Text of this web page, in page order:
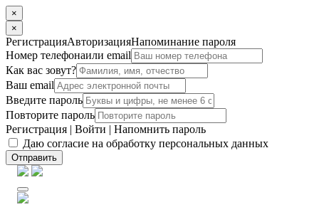
×
×
РегистрацияАвторизацияНапоминание пароля
Номер телефонаили email
Как вас зовут?
Ваш email
Введите пароль
Повторите пароль
Регистрация | Войти | Напомнить пароль
Даю согласие на обработку персональных данных
Отправить